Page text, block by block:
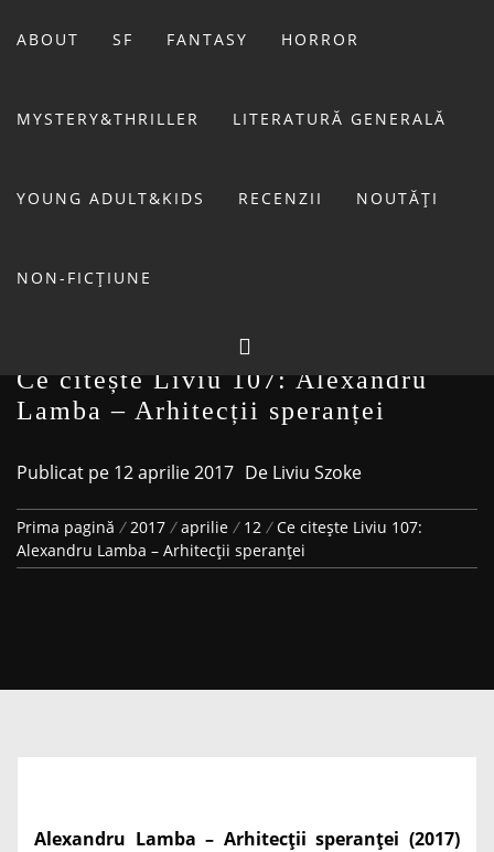
ABOUT SF FANTASY HORROR
MYSTERY&THRILLER LITERATURĂ GENERALĂ
YOUNG ADULT&KIDS RECENZII NOUTĂȚI
NON-FICȚIUNE
BIBLIOTECA LUI
Ce citește Liviu 107: Alexandru
Lamba – Arhitecții speranței
Publicat pe 12 aprilie 2017 De Liviu Szoke
Prima pagină 2017 aprilie 12
Ce citește Liviu 107:
Alexandru Lamba – Arhitecții speranței
Alexandru Lamba – Arhitecții speranței (2017)